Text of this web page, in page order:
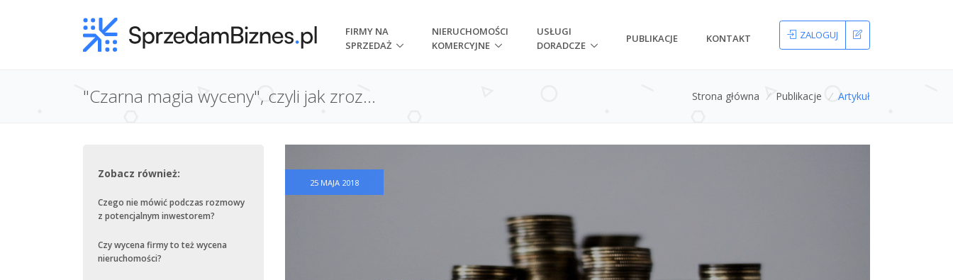
FIRMY NA
SPRZEDAŻ
NIERUCHOMOŚCI
KOMERCYJNE
USŁUGI
DORADCZE
PUBLIKACJE KONTAKT ZALOGUJ
"Czarna magia wyceny", czyli jak zroz... Strona główna / Publikacje / Artykuł
Zobacz również:
Czego nie mówić podczas rozmowy
z potencjalnym inwestorem?
Czy wycena firmy to też wycena
nieruchomości?
25 MAJA 2018